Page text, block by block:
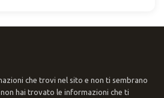
che trovi nel sito e non ti sembrano
hai trovato le informazioni che ti